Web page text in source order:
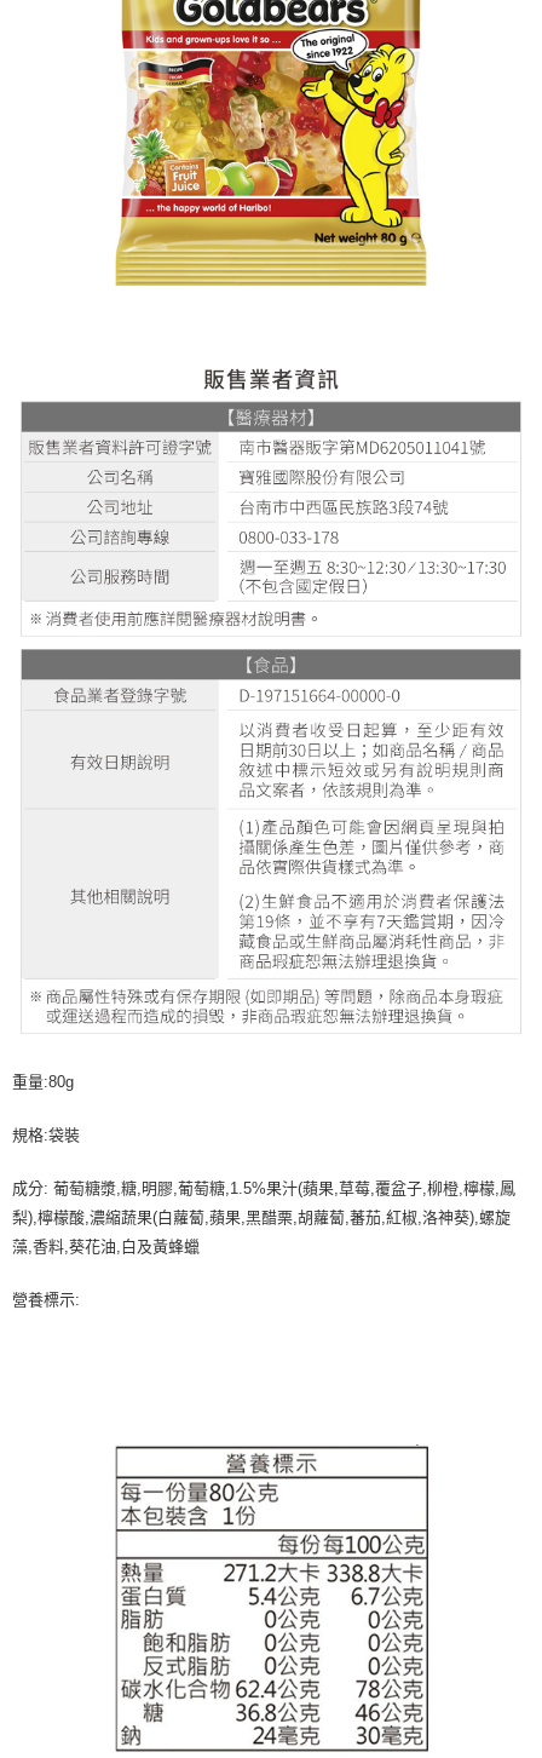
重量:80g
規格:袋裝
成分: 葡萄糖漿,糖,明膠,葡萄糖,1.5%果汁(蘋果,草莓,覆盆子,柳橙,檸檬,鳳
梨),檸檬酸,濃縮蔬果(白蘿蔔,蘋果,黑醋栗,胡蘿蔔,蕃茄,紅椒,洛神葵),螺旋
藻,香料,葵花油,白及黃蜂蠟
營養標示: